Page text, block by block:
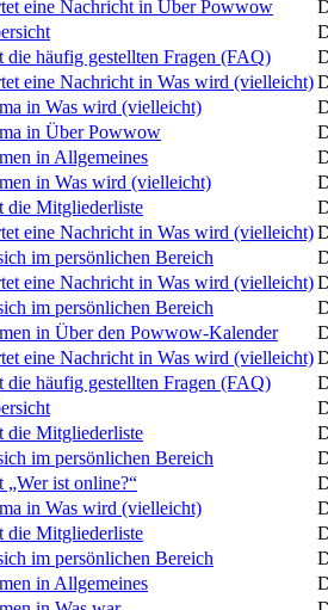
eine Nachricht in Über Powwow
die häufig gestellten Fragen (FAQ)
eine Nachricht in Was wird (vielleicht)
in Was wird (vielleicht)
in Über Powwow
in Allgemeines
in Was wird (vielleicht)
die Mitgliederliste
eine Nachricht in Was wird (vielleicht)
im persönlichen Bereich
eine Nachricht in Was wird (vielleicht)
im persönlichen Bereich
in Über den Powwow-Kalender
eine Nachricht in Was wird (vielleicht)
die häufig gestellten Fragen (FAQ)
die Mitgliederliste
im persönlichen Bereich
„Wer ist online?“
in Was wird (vielleicht)
die Mitgliederliste
im persönlichen Bereich
in Allgemeines